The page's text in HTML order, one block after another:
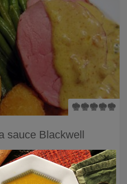
sauce Blackwell
pour ce soir ? Essayez le
!
×